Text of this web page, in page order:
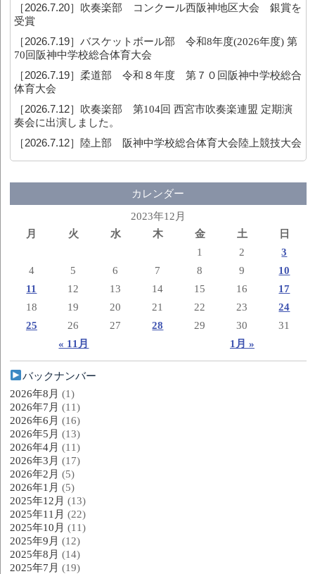
［2026.7.20］ 吹奏楽部 コンクール西阪神地区大会 銀賞を
受賞
［2026.7.19］バスケットボール部 令和8年度(2026年度) 第
70回阪神中学校総合体育大会
［2026.7.19］柔道部 令和８年度 第７０回阪神中学校総合
体育大会
［2026.7.12］ 吹奏楽部 第104回 西宮市吹奏楽連盟 定期演
奏会に出演しました。
［2026.7.12］ 陸上部 阪神中学校総合体育大会陸上競技大会
カレンダー
2023年12月
月
火 水 木 金 土 日
« 11月 1月 »
1 2
3
4
5 6 7 8 9
10
11
12 13 14 15 16
17
18
19 20 21 22 23
24
25
26 27 28 29 30 31
バックナンバー
2026年8月 (1)
2026年7月 (11)
2026年6月 (16)
2026年5月 (13)
2026年4月 (11)
2026年3月 (17)
2026年2月 (5)
2026年1月 (5)
2025年12月 (13)
2025年11月 (22)
2025年10月 (11)
2025年9月 (12)
2025年8月 (14)
2025年7月 (19)